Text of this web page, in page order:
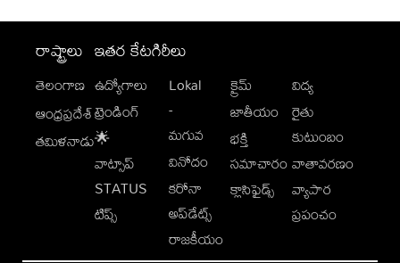
రాష్ట్రాలు
తెలంగాణ
ఆంధ్రప్రదేశ్
తమిళనాడు
ఇతర కేటగిరీలు
ఉద్యోగాలు
ట్రెండింగ్
🌟
వాట్సాప్
STATUS
టిప్స్
Lokal
-
మగువ
వినోదం
కరోనా
అప్‌డేట్స్
రాజకీయం
క్రైమ్
జాతీయం
భక్తి
సమాచారం
క్లాసిఫైడ్స్
విద్య
రైతు
కుటుంబం
వాతావరణం
వ్యాపార
ప్రపంచం